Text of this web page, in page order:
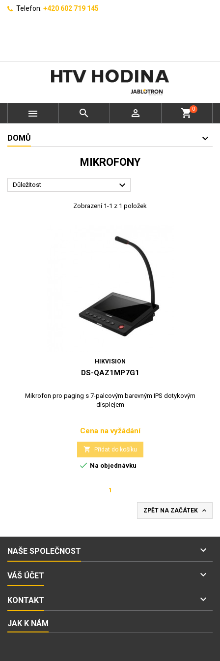
Telefon: +420 602 719 145
   shopping_cart0
DOMŮ
MIKROFONY
Důležitost 
Zobrazení 1-1 z 1 položek
HIKVISION
DS-QAZ1MP7G1
Mikrofon pro paging s 7-palcovým barevným IPS dotykovým
displejem
Cena
Cena na vyžádání
 Přidat do košíku
 Na objednávku
1
ZPĚT NA ZAČÁTEK 
NAŠE SPOLEČNOST 
VÁŠ ÚČET 
KONTAKT 
JAK K NÁM